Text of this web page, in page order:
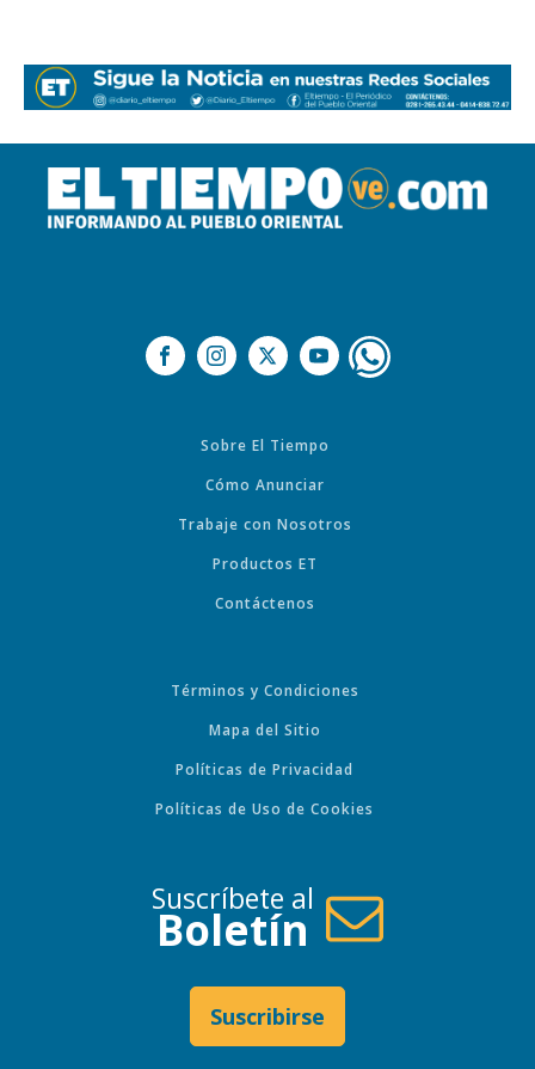
Sobre El Tiempo
Cómo Anunciar
Trabaje con Nosotros
Productos ET
Contáctenos
Términos y Condiciones
Mapa del Sitio
Políticas de Privacidad
Políticas de Uso de Cookies
Suscríbete al
Boletín
Suscribirse